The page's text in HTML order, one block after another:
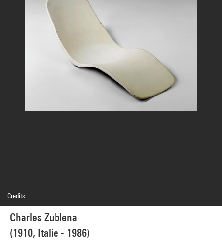
Charles Zublena
(1910, Italie - 1986)
Credits
© Adagp, Paris
Photo credits : Centre Pompidou, MNAM-CCI/Georges Meguerditchian/Dist.
GrandPalaisRmn
Image reference : 4N42506